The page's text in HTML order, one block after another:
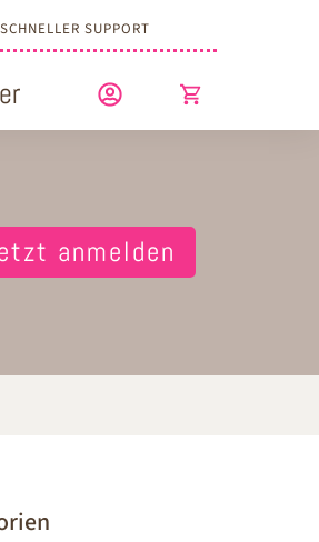
SCHNELLER SUPPORT
anmelden